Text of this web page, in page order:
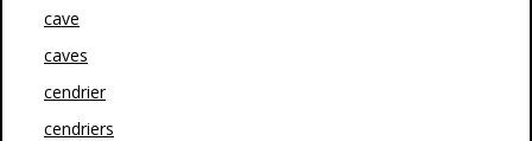
cave
caves
cendrier
cendriers